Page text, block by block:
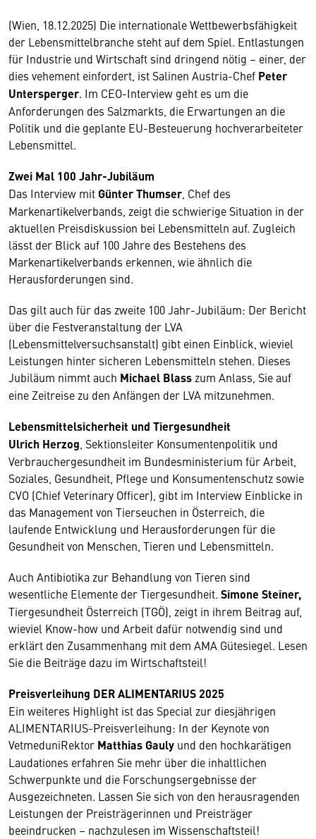
(Wien, 18.12.2025) Die internationale Wettbewerbsfähigkeit
der Lebensmittelbranche steht auf dem Spiel. Entlastungen
für Industrie und Wirtschaft sind dringend nötig – einer, der
dies vehement einfordert, ist Salinen Austria-­Chef Peter
Untersperger. Im CEO-Interview geht es um die
Anforderungen des Salzmarkts, die Erwartungen an die
Politik und die geplante EU-­Besteuerung hochverarbeiteter
Lebensmittel.
Zwei Mal 100 Jahr-Jubiläum
Das Interview mit Günter Thumser , Chef des
Markenartikelverbands, zeigt die schwierige Situation in der
aktuellen Preisdiskussion bei Lebensmitteln auf. Zugleich
lässt der Blick auf 100 Jahre des Bestehens des
Markenartikelverbands erkennen, wie ähnlich die
Herausforderungen sind.
Das gilt auch für das zweite 100 Jahr-Jubiläum: Der Bericht
über die Festveranstaltung der LVA
(Lebensmittelversuchsanstalt) gibt einen Einblick, wieviel
Leistungen hinter sicheren Lebensmitteln stehen. Dieses
Jubiläum nimmt auch Michael Blass zum Anlass, Sie auf
eine Zeitreise zu den Anfängen der LVA mitzunehmen.
Lebensmittelsicherheit und Tiergesundheit
Ulrich Herzog , Sektionsleiter Konsumentenpolitik und
Verbrauchergesundheit im Bundesministerium für Arbeit,
Soziales, Gesundheit, Pflege und Konsumentenschutz sowie
CVO (Chief Veterinary Officer), gibt im Interview Einblicke in
das Management von Tierseuchen in Österreich, die
laufende Entwicklung und Herausforderungen für die
Gesundheit von Menschen, Tieren und Lebensmitteln.
Auch Antibiotika zur Behandlung von Tieren sind
wesentliche Elemente der Tiergesundheit. Simone Steiner,
Tiergesundheit Österreich (TGÖ), zeigt in ihrem Beitrag auf,
wieviel Know-how und Arbeit dafür notwendig sind und
erklärt den Zusammenhang mit dem AMA Gütesiegel. Lesen
Sie die Beiträge dazu im Wirtschaftsteil!
Preisverleihung DER ALIMENTARIUS 2025
Ein weiteres Highlight ist das Special zur diesjährigen
ALIMENTARIUS-Preisverleihung: In der Keynote von
Vetmeduni­Rektor Matthias Gauly und den hochkarätigen
Laudationes erfahren Sie mehr über die inhaltlichen
Schwerpunkte und die Forschungsergebnisse der
Ausgezeichneten. Lassen Sie sich von den herausragenden
Leistungen der Preisträgerinnen und Preisträger
beeindrucken – nachzulesen im Wissenschaftsteil!